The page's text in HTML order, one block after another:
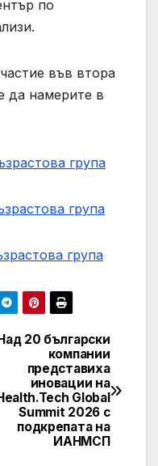
по
във втора
да намерите в
група
група
група
Над 20 български
компании
представиха
иновации на
Global
Summit 2026 с
подкрепата на
ИАНМСП